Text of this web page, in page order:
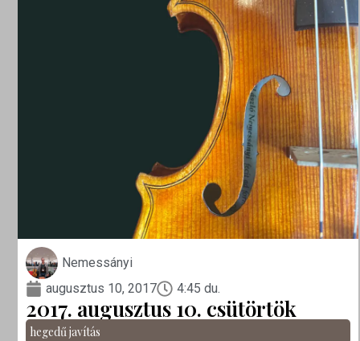
Nemessányi
augusztus 10, 2017
4:45 du.
2017. augusztus 10. csütörtök
hegedű javítás